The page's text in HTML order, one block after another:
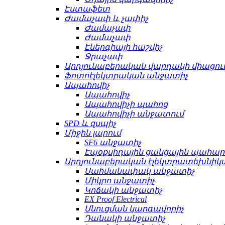
Էստաֆետ
Ժամաչափ և չափիչ
Ժամաչափ
Ժամաչափ
Էներգիայի հաշվիչ
Ջրաչափ
Արդյունաբերական վարդակի
Ֆոտոէլեկտրական անջատիչ
Ապահովիչ
Ապահովիչ
Ապահովիչի պահոց
Ապահովիչի անջատում
SPD և զսպիչ
Միջին լարում
SF6 անջատիչ
Էպօքսիդային ցանցային
Արդյունաբերական
Սահմանափակ անջատիչ
Միկրո անջատիչ
Կոճակի անջատիչ
EX Proof Electrical
Սնուցման կարգավորիչ
Դանակի անջատիչ